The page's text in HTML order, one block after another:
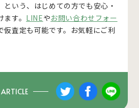
いう、はじめての方でも安心・
す。 LINEやお問い合わせフォー
仮査定も可能です。お気軽にご利